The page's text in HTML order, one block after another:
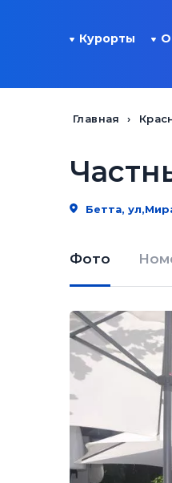
Курорты
Главная
Бетта,
Фото